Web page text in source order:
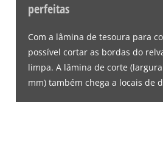
perfeitas
Com a lâmina de tesoura para
possível cortar as bordas do
limpa. A lâmina de corte
mm) também chega a locais de